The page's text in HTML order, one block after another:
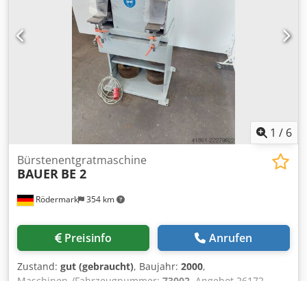
2000mm/2050mm/3400mm, Gewicht: ca. 6000kg.
Besichtigung nach Absprache möglich. Cedpfozl U I Dex
Abksrf
1 / 6
Rödermark 354 km
Bürstenentgratmaschine
BAUER BE 2
Preisinfo Anrufen
Zustand: gut (gebraucht), Baujahr: 2000,